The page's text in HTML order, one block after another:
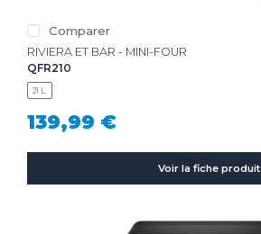
Comparer
RIVIERA ET BAR - MINI-FOUR
QFR210
21 L.
139,99 €
Voir la fiche produit